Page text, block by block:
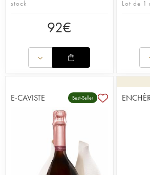
stock
92€
Lot de 1
E-CAVISTE Best-Seller